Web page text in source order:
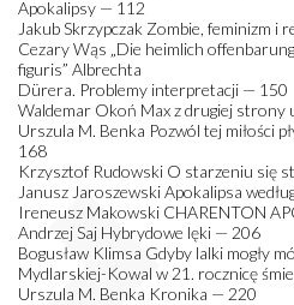
Apokalipsy — 112
Jakub Skrzypczak Zombie, feminizm i
Cezary Wąs „Die heimlich
figuris” Albrechta
Dürera. Problemy interpretacji — 150
Waldemar Okoń Max z drugiej strony
Urszula M. Benka Pozwól tej miłości
168
Krzysztof Rudowski O starzeniu się
Janusz Jaroszewski Apokalipsa
Ireneusz Makowski CHARENTON
Andrzej Saj Hybrydowe lęki — 206
Bogusław Klimsa Gdyby lalki mogły
Mydlarskiej-Kowal w 21. rocznicę
Urszula M. Benka Kronika — 220